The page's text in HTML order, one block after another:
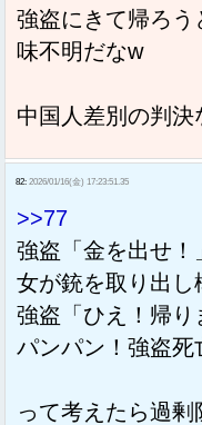
強盗にきて帰ろ
味不明だなw
中国人差別の判決
82: 2026/01/16(金) 17:23:51.35
>>77
強盗「金を出せ！
女が銃を取り出し
強盗「ひえ！帰り
パンパン！強盗死
って考えたら過